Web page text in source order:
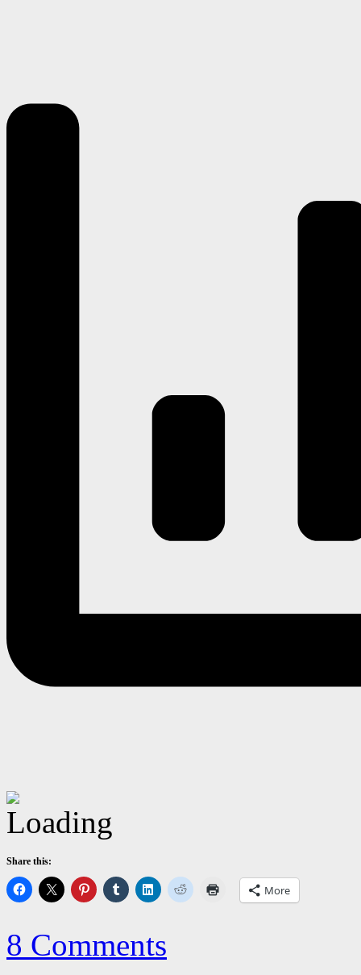
Share this:
More
8 Comments